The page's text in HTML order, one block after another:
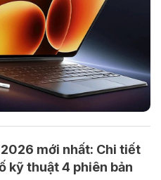
mới nhất: Chi tiết
kỹ thuật 4 phiên bản